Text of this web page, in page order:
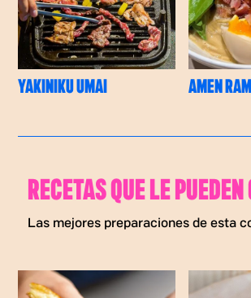
YAKINIKU UMAI AMEN
RECETAS QUE LE
Las mejores preparaciones de esta